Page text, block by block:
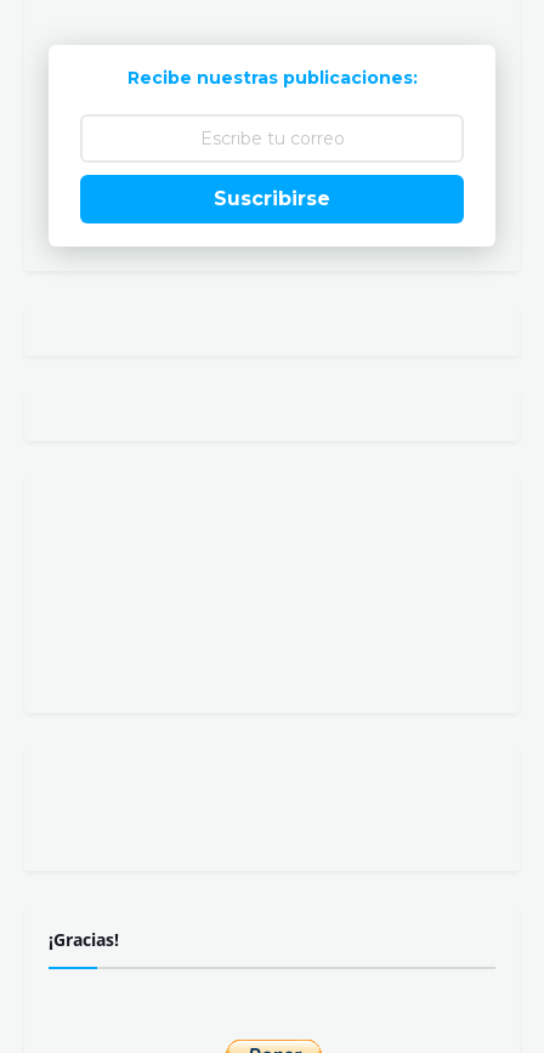
Recibe nuestras publicaciones:
Suscribirse
¡Gracias!